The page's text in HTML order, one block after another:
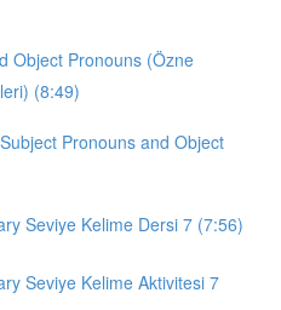
Object Pronouns (Özne
(8:49)
Pronouns and Object
Seviye Kelime Dersi 7 (7:56)
Seviye Kelime Aktivitesi 7